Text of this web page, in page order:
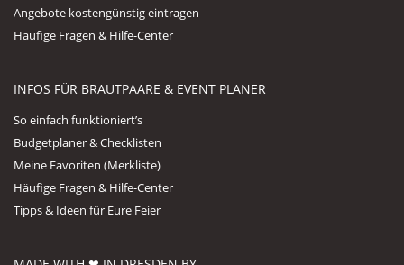
Angebote kostengünstig eintragen
Häufige Fragen & Hilfe-Center
INFOS FÜR BRAUTPAARE & EVENT PLANER
So einfach funktioniert’s
Budgetplaner & Checklisten
Meine Favoriten (Merkliste)
Häufige Fragen & Hilfe-Center
Tipps & Ideen für Eure Feier